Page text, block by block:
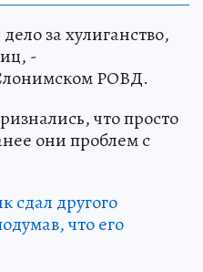
за хулиганство,
-
РОВД.
что просто
они проблем с
сдал другого
что его